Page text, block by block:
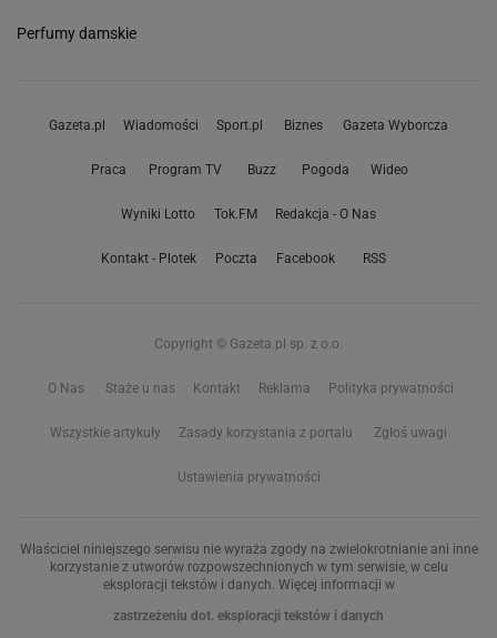
Perfumy damskie
Gazeta.pl Wiadomości Sport.pl Biznes Gazeta Wyborcza
Praca Program TV Buzz Pogoda Wideo
Wyniki Lotto Tok.FM Redakcja - O Nas
Kontakt - Plotek Poczta Facebook RSS
Copyright © Gazeta.pl sp. z o.o.
O Nas Staże u nas Kontakt Reklama Polityka prywatności
Wszystkie artykuły Zasady korzystania z portalu Zgłoś uwagi
Ustawienia prywatności
Właściciel niniejszego serwisu nie wyraża zgody na zwielokrotnianie ani inne
korzystanie z utworów rozpowszechnionych w tym serwisie, w celu
eksploracji tekstów i danych. Więcej informacji w
zastrzeżeniu dot. eksploracji tekstów i danych